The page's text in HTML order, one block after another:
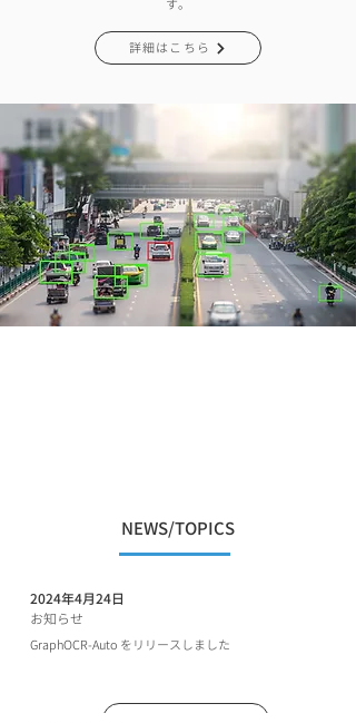
す。
詳細はこちら
NEWS/TOPICS
2024年4月24日
お知らせ
GraphOCR-Auto をリリースしました